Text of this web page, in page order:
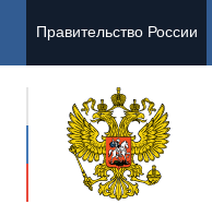
Правительство России